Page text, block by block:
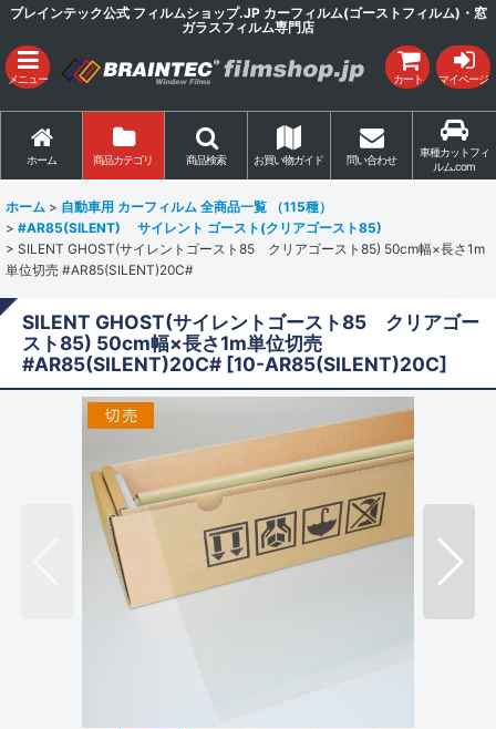
ブレインテック公式 フィルムショップ.JP カーフィルム(ゴーストフィルム)・窓
ガラスフィルム専門店
メニュー カート マイページ
ホーム 商品カテゴリ 商品検索 お買い物ガイド 問い合わせ
車種カットフィ
ルム.com
ホーム > 自動車用 カーフィルム 全商品一覧 （115種）
> #AR85(SILENT) サイレント ゴースト(クリアゴースト85)
> SILENT GHOST(サイレントゴースト85 クリアゴースト85) 50cm幅×長さ1m
単位切売 #AR85(SILENT)20C#
SILENT GHOST(サイレントゴースト85 クリアゴー
スト85) 50cm幅×長さ1m単位切売
#AR85(SILENT)20C# [10-AR85(SILENT)20C]